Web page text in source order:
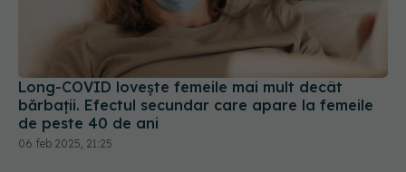
Long-COVID lovește femeile mai mult decât
bărbații. Efectul secundar care apare la femeile
de peste 40 de ani
06 feb 2025, 21:25